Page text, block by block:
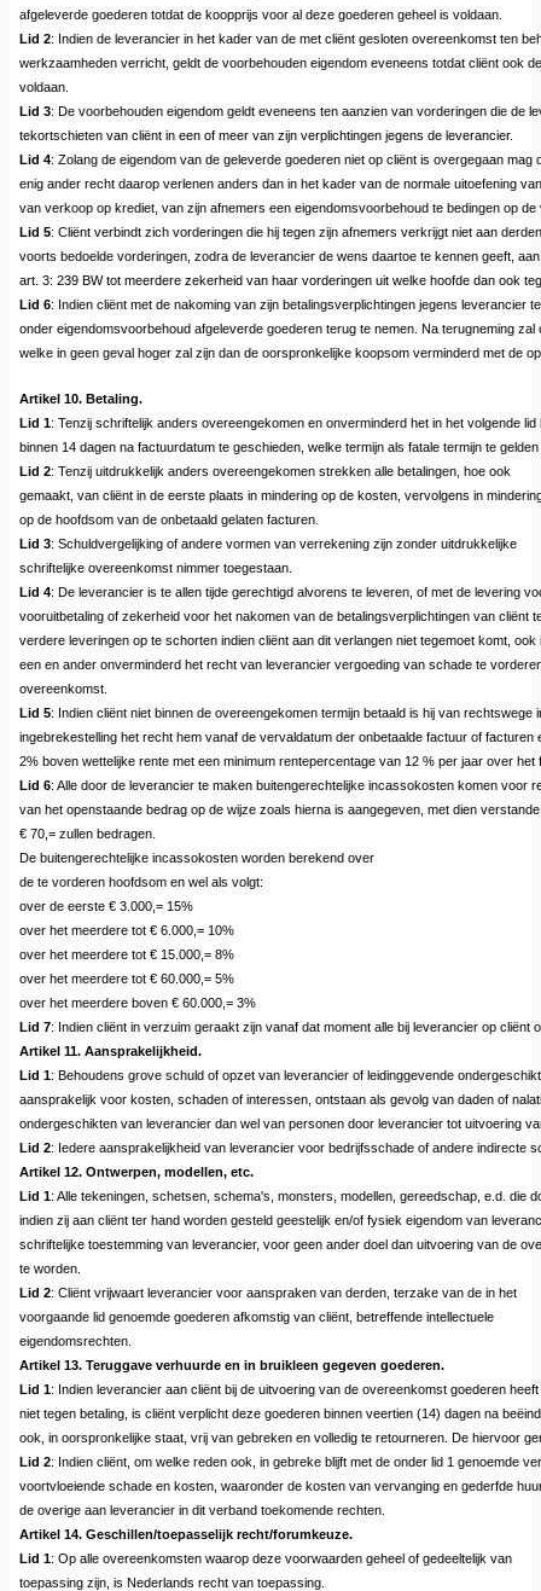
afgeleverde goederen totdat de koopprijs voor al deze goederen geheel is voldaan.
Lid 2: Indien de leverancier in het kader van de met cliënt gesloten overeenkomst ten
werkzaamheden verricht, geldt de voorbehouden eigendom eveneens totdat cliënt ook
voldaan.
Lid 3: De voorbehouden eigendom geldt eveneens ten aanzien van vorderingen die de
tekortschieten van cliënt in een of meer van zijn verplichtingen jegens de leverancier.
Lid 4: Zolang de eigendom van de geleverde goederen niet op cliënt is overgegaan
enig ander recht daarop verlenen anders dan in het kader van de normale uitoefening
van verkoop op krediet, van zijn afnemers een eigendomsvoorbehoud te bedingen op
Lid 5: Cliënt verbindt zich vorderingen die hij tegen zijn afnemers verkrijgt niet aan
voorts bedoelde vorderingen, zodra de leverancier de wens daartoe te kennen geeft,
art. 3: 239 BW tot meerdere zekerheid van haar vorderingen uit welke hoofde dan ook
Lid 6: Indien cliënt met de nakoming van zijn betalingsverplichtingen jegens leverancier
onder eigendomsvoorbehoud afgeleverde goederen terug te nemen. Na terugneming
welke in geen geval hoger zal zijn dan de oorspronkelijke koopsom verminderd met de
Artikel 10. Betaling.
Lid 1: Tenzij schriftelijk anders overeengekomen en onverminderd het in het volgende
binnen 14 dagen na factuurdatum te geschieden, welke termijn als fatale termijn te
Lid 2: Tenzij uitdrukkelijk anders overeengekomen strekken alle betalingen, hoe ook
gemaakt, van cliënt in de eerste plaats in mindering op de kosten, vervolgens in
op de hoofdsom van de onbetaald gelaten facturen.
Lid 3: Schuldvergelijking of andere vormen van verrekening zijn zonder uitdrukkelijke
schriftelijke overeenkomst nimmer toegestaan.
Lid 4: De leverancier is te allen tijde gerechtigd alvorens te leveren, of met de levering
vooruitbetaling of zekerheid voor het nakomen van de betalingsverplichtingen van cliënt
verdere leveringen op te schorten indien cliënt aan dit verlangen niet tegemoet komt,
een en ander onverminderd het recht van leverancier vergoeding van schade te
overeenkomst.
Lid 5: Indien cliënt niet binnen de overeengekomen termijn betaald is hij van
ingebrekestelling het recht hem vanaf de vervaldatum der onbetaalde factuur of
2% boven wettelijke rente met een minimum rentepercentage van 12 % per jaar over het
Lid 6: Alle door de leverancier te maken buitengerechtelijke incassokosten komen voor
van het openstaande bedrag op de wijze zoals hierna is aangegeven, met dien
€ 70,= zullen bedragen.
De buitengerechtelijke incassokosten worden berekend over
de te vorderen hoofdsom en wel als volgt:
over de eerste € 3.000,= 15%
over het meerdere tot € 6.000,= 10%
over het meerdere tot € 15.000,= 8%
over het meerdere tot € 60.000,= 5%
over het meerdere boven € 60.000,= 3%
Lid 7: Indien cliënt in verzuim geraakt zijn vanaf dat moment alle bij leverancier op cliënt
Artikel 11. Aansprakelijkheid.
Lid 1: Behoudens grove schuld of opzet van leverancier of leidinggevende
aansprakelijk voor kosten, schaden of interessen, ontstaan als gevolg van daden of
ondergeschikten van leverancier dan wel van personen door leverancier tot uitvoering
Lid 2: Iedere aansprakelijkheid van leverancier voor bedrijfsschade of andere indirecte
Artikel 12. Ontwerpen, modellen, etc.
Lid 1: Alle tekeningen, schetsen, schema's, monsters, modellen, gereedschap, e.d. die
indien zij aan cliënt ter hand worden gesteld geestelijk en/of fysiek eigendom van
schriftelijke toestemming van leverancier, voor geen ander doel dan uitvoering van de
te worden.
Lid 2: Cliënt vrijwaart leverancier voor aanspraken van derden, terzake van de in het
voorgaande lid genoemde goederen afkomstig van cliënt, betreffende intellectuele
eigendomsrechten.
Artikel 13. Teruggave verhuurde en in bruikleen gegeven goederen.
Lid 1: Indien leverancier aan cliënt bij de uitvoering van de overeenkomst goederen
niet tegen betaling, is cliënt verplicht deze goederen binnen veertien (14) dagen na
ook, in oorspronkelijke staat, vrij van gebreken en volledig te retourneren. De hiervoor
Lid 2: Indien cliënt, om welke reden ook, in gebreke blijft met de onder lid 1 genoemde
voortvloeiende schade en kosten, waaronder de kosten van vervanging en gederfde
de overige aan leverancier in dit verband toekomende rechten.
Artikel 14. Geschillen/toepasselijk recht/forumkeuze.
Lid 1: Op alle overeenkomsten waarop deze voorwaarden geheel of gedeeltelijk van
toepassing zijn, is Nederlands recht van toepassing.